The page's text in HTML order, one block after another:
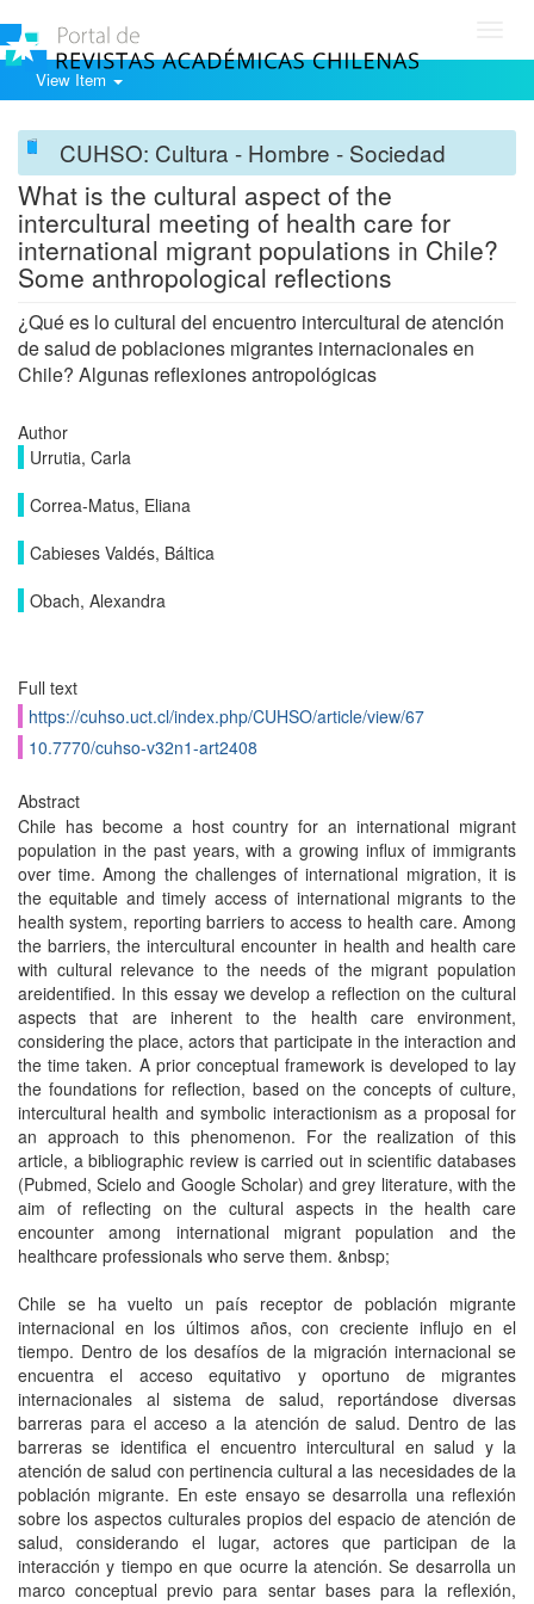
View Item
CUHSO: Cultura - Hombre - Sociedad
What is the cultural aspect of the
intercultural meeting of health care for
international migrant populations in Chile?
Some anthropological reflections
¿Qué es lo cultural del encuentro intercultural de atención
de salud de poblaciones migrantes internacionales en
Chile? Algunas reflexiones antropológicas
Author
Urrutia, Carla
Correa-Matus, Eliana
Cabieses Valdés, Báltica
Obach, Alexandra
Full text
https://cuhso.uct.cl/index.php/CUHSO/article/view/67
10.7770/cuhso-v32n1-art2408
Abstract
Chile has become a host country for an international migrant
population in the past years, with a growing influx of immigrants
over time. Among the challenges of international migration, it is
the equitable and timely access of international migrants to the
health system, reporting barriers to access to health care. Among
the barriers, the intercultural encounter in health and health care
with cultural relevance to the needs of the migrant population
areidentified. In this essay we develop a reflection on the cultural
aspects that are inherent to the health care environment,
considering the place, actors that participate in the interaction and
the time taken. A prior conceptual framework is developed to lay
the foundations for reflection, based on the concepts of culture,
intercultural health and symbolic interactionism as a proposal for
an approach to this phenomenon. For the realization of this
article, a bibliographic review is carried out in scientific databases
(Pubmed, Scielo and Google Scholar) and grey literature, with the
aim of reflecting on the cultural aspects in the health care
encounter among international migrant population and the
healthcare professionals who serve them. &nbsp;
Chile se ha vuelto un país receptor de población migrante
internacional en los últimos años, con creciente influjo en el
tiempo. Dentro de los desafíos de la migración internacional se
encuentra el acceso equitativo y oportuno de migrantes
internacionales al sistema de salud, reportándose diversas
barreras para el acceso a la atención de salud. Dentro de las
barreras se identifica el encuentro intercultural en salud y la
atención de salud con pertinencia cultural a las necesidades de la
población migrante. En este ensayo se desarrolla una reflexión
sobre los aspectos culturales propios del espacio de atención de
salud, considerando el lugar, actores que participan de la
interacción y tiempo en que ocurre la atención. Se desarrolla un
marco conceptual previo para sentar bases para la reflexión,